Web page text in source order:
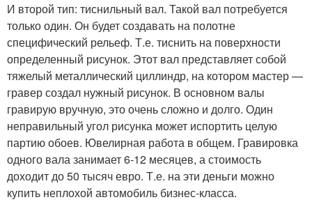
И второй тип: тиснильный вал. Такой вал потребуется
только один. Он будет создавать на полотне
специфический рельеф. Т.е. тиснить на поверхности
определенный рисунок. Этот вал представляет собой
тяжелый металлический циллиндр, на котором мастер —
гравер создал нужный рисунок. В основном валы
гравирую вручную, это очень сложно и долго. Один
неправильный угол рисунка может испортить целую
партию обоев. Ювелирная работа в общем. Гравировка
одного вала занимает 6-12 месяцев, а стоимость
доходит до 50 тысяч евро. Т.е. на эти деньги можно
купить неплохой автомобиль бизнес-класса.